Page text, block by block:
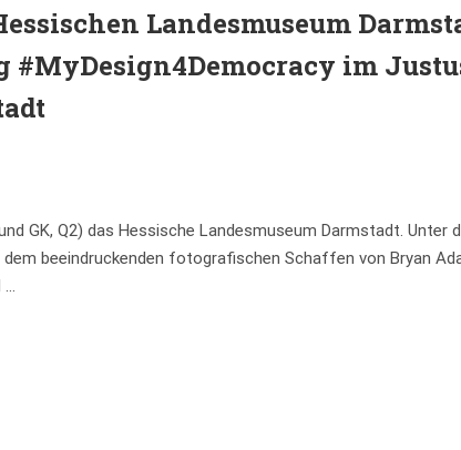
Landesmuseum
#MyDesign4Democracy im
GK, Q2) das Hessische Landesmuseum Darmstadt. Unter
beeindruckenden fotografischen Schaffen von Bryan